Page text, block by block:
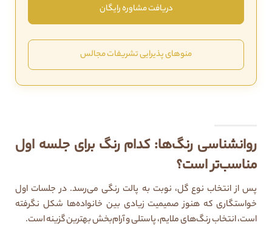
دریافت مشاوره رایگان
منوهای پذیرایی تشریفات مجالس
روانشناسی رنگ‌ها: کدام رنگ برای جلسه اول
مناسب‌تر است؟
پس از انتخاب نوع گل، نوبت به پالت رنگی می‌رسد. در جلسات اول
خواستگاری که هنوز صمیمیت زیادی بین خانواده‌ها شکل نگرفته
است، انتخاب رنگ‌های ملایم، پاستلی و آرام‌بخش بهترین گزینه است.